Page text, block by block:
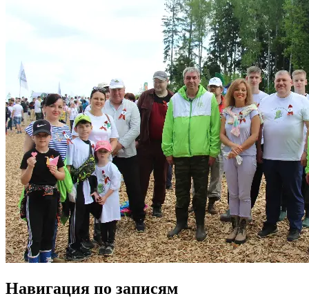
Навигация по записям